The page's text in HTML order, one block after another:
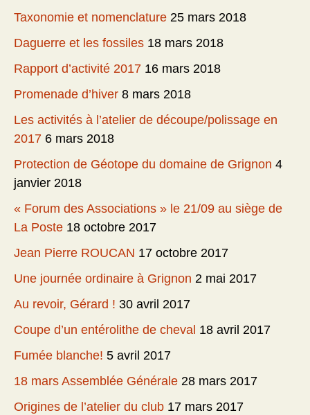
Taxonomie et nomenclature 25 mars 2018
Daguerre et les fossiles 18 mars 2018
Rapport d’activité 2017 16 mars 2018
Promenade d’hiver 8 mars 2018
Les activités à l’atelier de découpe/polissage en
2017 6 mars 2018
Protection de Géotope du domaine de Grignon 4
janvier 2018
« Forum des Associations » le 21/09 au siège de
La Poste 18 octobre 2017
Jean Pierre ROUCAN 17 octobre 2017
Une journée ordinaire à Grignon 2 mai 2017
Au revoir, Gérard ! 30 avril 2017
Coupe d’un entérolithe de cheval 18 avril 2017
Fumée blanche! 5 avril 2017
18 mars Assemblée Générale 28 mars 2017
Origines de l’atelier du club 17 mars 2017